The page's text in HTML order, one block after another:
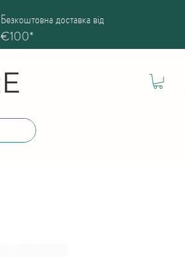
Безкоштовна доставка від
€100*